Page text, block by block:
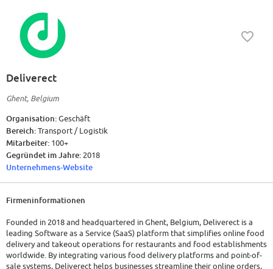
Deliverect
Ghent, Belgium
Organisation:Geschäft
Bereich:Transport / Logistik
Mitarbeiter: 100+
Gegründet im Jahre: 2018
Unternehmens-Website
Firmeninformationen
Founded in 2018 and headquartered in Ghent, Belgium, Deliverect is a
leading Software as a Service (SaaS) platform that simplifies online food
delivery and takeout operations for restaurants and food establishments
worldwide. By integrating various food delivery platforms and point-of-
sale systems, Deliverect helps businesses streamline their online orders,